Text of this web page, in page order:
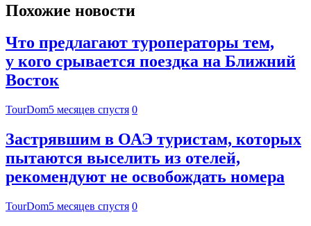
Похожие новости
Что предлагают туроператоры тем,
у кого срывается поездка на Ближний
Восток
TourDom5 месяцев спустя 0
Застрявшим в ОАЭ туристам, которых
пытаются выселить из отелей,
рекомендуют не освобождать номера
TourDom5 месяцев спустя 0